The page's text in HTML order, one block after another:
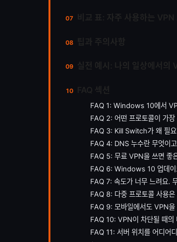
FAQ 1: Windows 10에서
FAQ 2: 어떤 프로토콜이 가장
FAQ 3: Kill Switch가 왜 필요
FAQ 4: DNS 누수란 무엇이
FAQ 5: 무료 VPN을 쓰면 좋
FAQ 6: Windows 10 업데이
FAQ 7: 속도가 너무 느려요.
FAQ 8: 다중 프로토콜 사용은
FAQ 9: 모바일에서도 VPN을
FAQ 10: VPN이 차단될 때의
FAQ 11: 서버 위치를 어디어